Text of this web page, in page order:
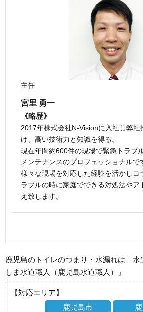
主任
宮里 勇一
《略歴》
2017年株式会社N-Visionに入社し弊社
け、高い技術力と知識を得る。
現在年間約600件の現場で緊急トラブ
メンテナンスのプロフェッショナルで
様々な現場を対応した経験を活かしコ
ラブルの時に家庭でできる対処法やア
え致します。
鹿児島のトイレのつまり・水漏れは、
しま水道職人（鹿児島水道職人）」
【対応エリア】
鹿児島市